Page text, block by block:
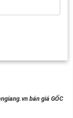
bán giá GỐC